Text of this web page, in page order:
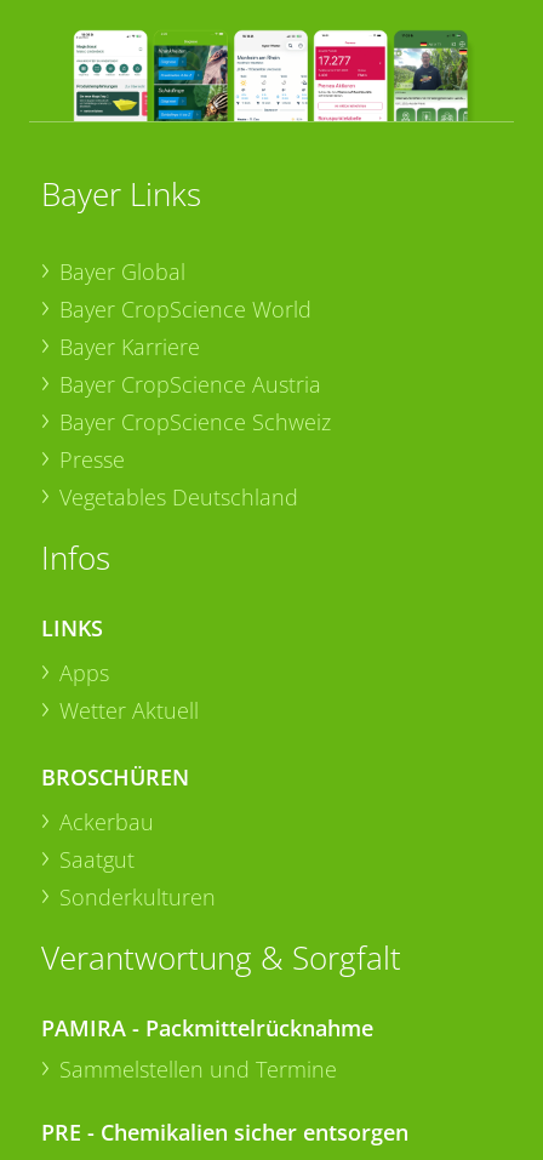
Bayer Links
Bayer Global
Bayer CropScience World
Bayer Karriere
Bayer CropScience Austria
Bayer CropScience Schweiz
Presse
Vegetables Deutschland
Infos
LINKS
Apps
Wetter Aktuell
BROSCHÜREN
Ackerbau
Saatgut
Sonderkulturen
Verantwortung & Sorgfalt
PAMIRA - Packmittelrücknahme
Sammelstellen und Termine
PRE - Chemikalien sicher entsorgen